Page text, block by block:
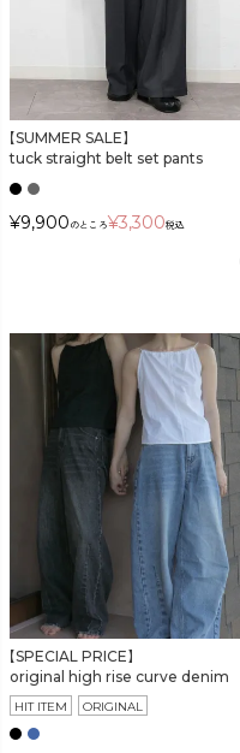
【SUMMER SALE】
tuck straight belt set pants
¥9,900 のところ¥3,300税込
【SPECIAL PRICE】
original high rise curve denim
HIT ITEM ORIGINAL